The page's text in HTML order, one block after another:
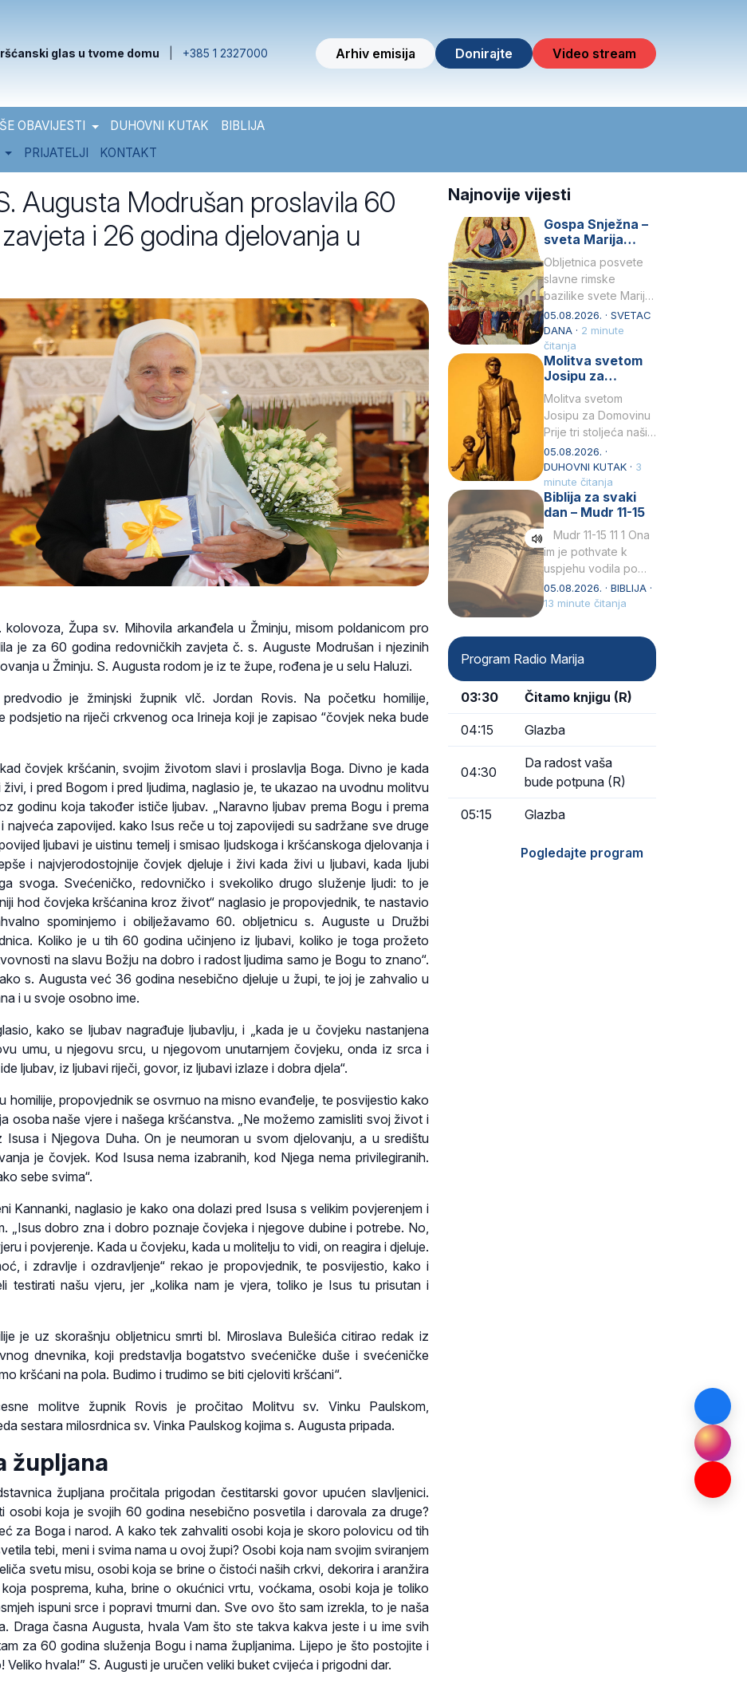
glas u tvome domu +385 1 2327000 Arhiv emisija Donirajte Video stream
OBAVIJESTI DUHOVNI KUTAK
BIBLIJA
PRIJATELJI KONTAKT
Augusta Modrušan proslavila 60
i 26 godina djelovanja u
kolovoza, Župa sv. Mihovila arkanđela u Žminju, misom poldanicom pro
je za 60 godina redovničkih zavjeta č. s. Auguste Modrušan i njezinih
u Žminju. S. Augusta rodom je iz te župe, rođena je u selu Haluzi.
je žminjski župnik vlč. Jordan Rovis. Na početku homilije,
podsjetio na riječi crkvenog oca Irineja koji je zapisao “čovjek neka bude
čovjek kršćanin, svojim životom slavi i proslavlja Boga. Divno je kada
i pred Bogom i pred ljudima, naglasio je, te ukazao na uvodnu molitvu
godinu koja također ističe ljubav. „Naravno ljubav prema Bogu i prema
najveća zapovijed. kako Isus reče u toj zapovijedi su sadržane sve druge
ljubavi je uistinu temelj i smisao ljudskoga i kršćanskoga djelovanja i
i najvjerodostojnije čovjek djeluje i živi kada živi u ljubavi, kada ljubi
svoga. Svećeničko, redovničko i svekoliko drugo služenje ljudi: to je
hod čovjeka kršćanina kroz život“ naglasio je propovjednik, te nastavio
spominjemo i obilježavamo 60. obljetnicu s. Auguste u Družbi
Koliko je u tih 60 godina učinjeno iz ljubavi, koliko je toga prožeto
na slavu Božju na dobro i radost ljudima samo je Bogu to znano“.
s. Augusta već 36 godina nesebično djeluje u župi, te joj je zahvalio u
i u svoje osobno ime.
kako se ljubav nagrađuje ljubavlju, i „kada je u čovjeku nastanjena
umu, u njegovu srcu, u njegovom unutarnjem čovjeku, onda iz srca i
ljubav, iz ljubavi riječi, govor, iz ljubavi izlaze i dobra djela“.
homilije, propovjednik se osvrnuo na misno evanđelje, te posvijestio kako
osoba naše vjere i našega kršćanstva. „Ne možemo zamisliti svoj život i
Isusa i Njegova Duha. On je neumoran u svom djelovanju, a u središtu
je čovjek. Kod Isusa nema izabranih, kod Njega nema privilegiranih.
sebe svima“.
Kannanki, naglasio je kako ona dolazi pred Isusa s velikim povjerenjem i
„Isus dobro zna i dobro poznaje čovjeka i njegove dubine i potrebe. No,
i povjerenje. Kada u čovjeku, kada u molitelju to vidi, on reagira i djeluje.
i zdravlje i ozdravljenje“ rekao je propovjednik, te posvijestio, kako i
testirati našu vjeru, jer „kolika nam je vjera, toliko je Isus tu prisutan i
je uz skorašnju obljetnicu smrti bl. Miroslava Bulešića citirao redak iz
dnevnika, koji predstavlja bogatstvo svećeničke duše i svećeničke
kršćani na pola. Budimo i trudimo se biti cjeloviti kršćani“.
molitve župnik Rovis je pročitao Molitvu sv. Vinku Paulskom,
sestara milosrdnica sv. Vinka Paulskog kojima s. Augusta pripada.
župljana
župljana pročitala prigodan čestitarski govor upućen slavljenici.
osobi koja je svojih 60 godina nesebično posvetila i darovala za druge?
za Boga i narod. A kako tek zahvaliti osobi koja je skoro polovicu od tih
tebi, meni i svima nama u ovoj župi? Osobi koja nam svojim sviranjem
svetu misu, osobi koja se brine o čistoći naših crkvi, dekorira i aranžira
posprema, kuha, brine o okućnici vrtu, voćkama, osobi koja je toliko
ispuni srce i popravi tmurni dan. Sve ovo što sam izrekla, to je naša
Draga časna Augusta, hvala Vam što ste takva kakva jeste i u ime svih
za 60 godina služenja Bogu i nama župljanima. Lijepo je što postojite i
Veliko hvala!” S. Augusti je uručen veliki buket cvijeća i prigodni dar.
Najnovije vijesti
Gospa Snježna –
sveta Marija
Velika, zaštitnica
rimske bazilike
Obljetnica posvete
slavne rimske
bazilike svete Marije
Velike (Santa Maria
Maggiore) u narodu
se slavi kao Gospa
Snježna. Ovaj naziv,
Sancta Maria…
05.08.2026. · SVETAC
DANA · 2 minute
čitanja
Molitva svetom
Josipu za
Domovinu
Molitva svetom
Josipu za Domovinu
Prije tri stoljeća naši
su pradjedovi
odlučili, svečano
izjavili i službeno
proglasili da Ti, brižni
Poočime Isusov,…
05.08.2026. ·
DUHOVNI KUTAK · 3
minute čitanja
Biblija za svaki
dan – Mudr 11-15
Mudr 11-15 11 1 Ona
im je pothvate k
uspjehu vodila po
ruci proroka svetog2
kad su prohodili
dizali…
05.08.2026. · BIBLIJA ·
13 minute čitanja
Program Radio Marija
03:30 Čitamo knjigu (R)
04:15 Glazba
04:30
Da radost vaša
bude potpuna (R)
05:15 Glazba
Pogledajte program